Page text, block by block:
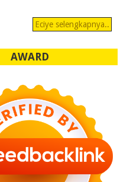
Eciye selengkapnya..
AWARD